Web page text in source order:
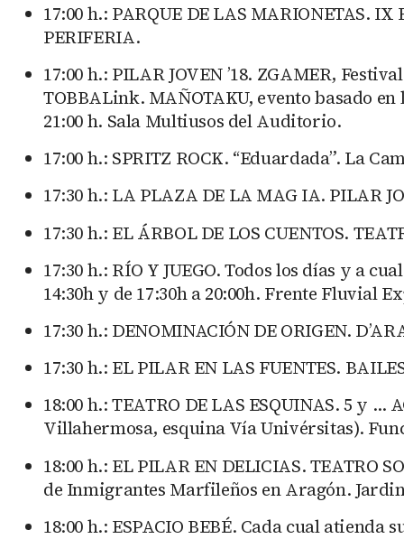
17:00 h.: PARQUE DE LAS MARIONETAS.
PERIFERIA.
17:00 h.: PILAR JOVEN ’18. ZGAMER,
TOBBALink. MAÑOTAKU, evento basado
21:00 h. Sala Multiusos del Auditorio.
17:00 h.: SPRITZ ROCK. “Eduardada”. La
17:30 h.: LA PLAZA DE LA MAG IA. PILAR
17:30 h.: EL ÁRBOL DE LOS CUENTOS.
17:30 h.: RÍO Y JUEGO. Todos los días y a
14:30h y de 17:30h a 20:00h. Frente Fluvial
17:30 h.: DENOMINACIÓN DE ORIGEN.
17:30 h.: EL PILAR EN LAS FUENTES.
18:00 h.: TEATRO DE LAS ESQUINAS. 5 y …
Villahermosa, esquina Vía Univérsitas).
18:00 h.: EL PILAR EN DELICIAS. TEATRO
de Inmigrantes Marfileños en Aragón.
18:00 h.: ESPACIO BEBÉ. Cada cual atienda